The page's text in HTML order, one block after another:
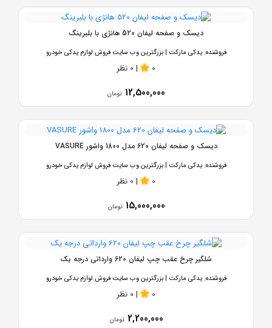
دیسک و صفحه لیفان 520 هانژی با بلبرینگ
فروشنده: یدکی مارکت | بزرگترین وب سایت فروش لوازم یدکی خودرو
0
| 0 نظر
12,500,000 تومان
دیسک و صفحه لیفان 620 مدل 1800 واشور VASURE
فروشنده: یدکی مارکت | بزرگترین وب سایت فروش لوازم یدکی خودرو
0
| 0 نظر
15,000,000 تومان
شلگیر چرخ عقب چپ لیفان 620 وارداتی درجه یک
فروشنده: یدکی مارکت | بزرگترین وب سایت فروش لوازم یدکی خودرو
0
| 0 نظر
2,200,000 تومان